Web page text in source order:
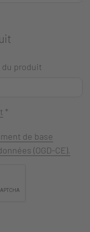
produit
*
de base
(OGD-CE).